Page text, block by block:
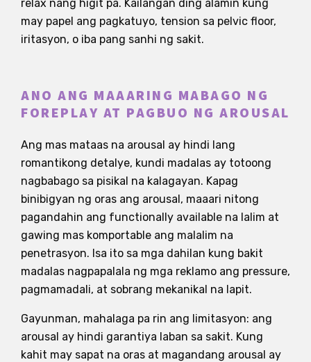
relax nang higit pa. Kailangan ding alamin kung
may papel ang pagkatuyo, tension sa pelvic floor,
iritasyon, o iba pang sanhi ng sakit.
ANO ANG MAAARING MABAGO NG
FOREPLAY AT PAGBUO NG AROUSAL
Ang mas mataas na arousal ay hindi lang
romantikong detalye, kundi madalas ay totoong
nagbabago sa pisikal na kalagayan. Kapag
binibigyan ng oras ang arousal, maaari nitong
pagandahin ang functionally available na lalim at
gawing mas komportable ang malalim na
penetrasyon. Isa ito sa mga dahilan kung bakit
madalas nagpapalala ng mga reklamo ang pressure,
pagmamadali, at sobrang mekanikal na lapit.
Gayunman, mahalaga pa rin ang limitasyon: ang
arousal ay hindi garantiya laban sa sakit. Kung
kahit may sapat na oras at magandang arousal ay